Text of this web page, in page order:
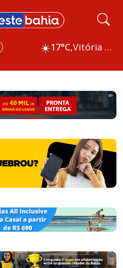
☀️17°C, Vitória da Conquista